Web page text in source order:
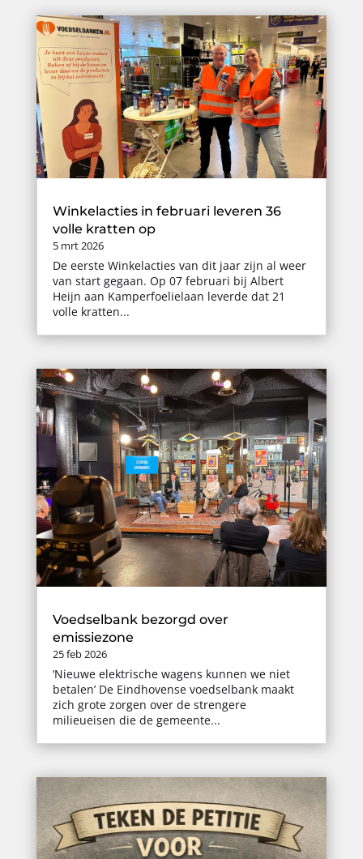
Winkelacties in februari leveren 36
volle kratten op
5 mrt 2026
De eerste Winkelacties van dit jaar zijn al weer
van start gegaan. Op 07 februari bij Albert
Heijn aan Kamperfoelielaan leverde dat 21
volle kratten...
Voedselbank bezorgd over
emissiezone
25 feb 2026
‘Nieuwe elektrische wagens kunnen we niet
betalen’ De Eindhovense voedselbank maakt
zich grote zorgen over de strengere
milieueisen die de gemeente...